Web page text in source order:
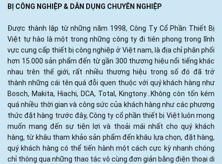
BỊ CÔNG NGHIỆP & DÂN DỤNG CHUYÊN NGHIỆP
Được thành lập từ những năm 1998, Công Ty Cổ Phần Thiết Bị
Việt tự hào là một trong những công ty đi tiên phong trong lĩnh
vực cung cấp thiết bị công nghiệp ở Việt nam, là địa chỉ phân phối
hơn 15.000 sản phẩm đến từ gần 300 thương hiệu nổi tiếng khác
nhau trên thế giới, rất nhiều thương hiệu trong số đó đã trở
thành những cái tên quá đỗi quen thuộc với quý khách hàng như
Bosch, Makita, Hiachi, DCA, Total, Kingtony...Không còn tốn kém
quá nhiều thời gian và công sức của khách hàng như các phương
thức đặt hàng trước đây, Công ty cổ phần thiết bị Việt luôn mong
muốn mang đến sự tiện lợi và thoải mái nhất cho quý khách
hàng, từ khâu tham khảo sản phẩm đến khâu lựa chọn, đặt hàng,
quý khách hàng có thể tiến hành một cách cực kỳ nhanh chóng
chỉ thông qua những thao tác vô cùng đơn giản bằng điện thoại di